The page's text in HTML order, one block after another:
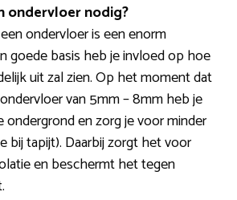
ondervloer nodig?
ondervloer is een enorm
goede basis heb je invloed op hoe
uit zal zien. Op het moment dat
van 5mm – 8mm heb je
en zorg je voor minder
bij tapijt). Daarbij zorgt het voor
en beschermt het tegen